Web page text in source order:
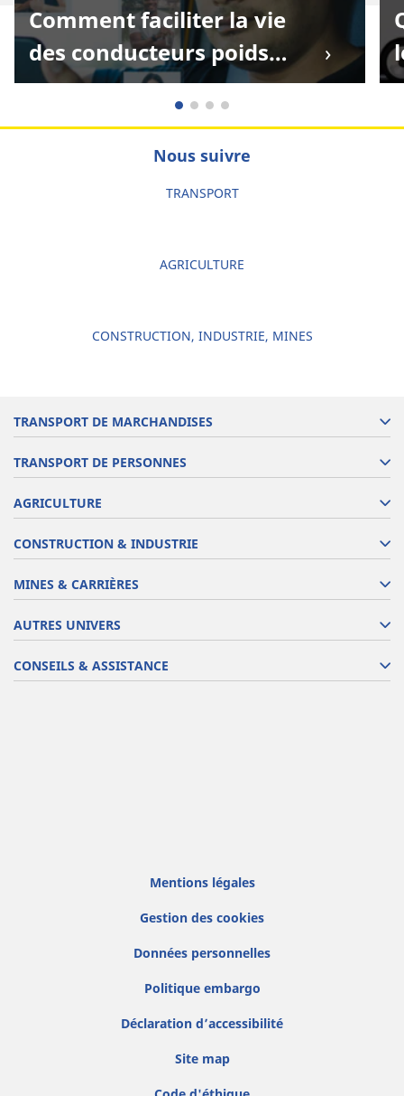
Comment faciliter la vie
des conducteurs poids
lourd - L’univers des
routiers se développe en
Nous suivre
TRANSPORT
AGRICULTURE
CONSTRUCTION, INDUSTRIE, MINES
TRANSPORT DE MARCHANDISES
TRANSPORT DE PERSONNES
AGRICULTURE
CONSTRUCTION & INDUSTRIE
MINES & CARRIÈRES
AUTRES UNIVERS
CONSEILS & ASSISTANCE
Mentions légales
Gestion des cookies
Données personnelles
Politique embargo
Déclaration d’accessibilité
Site map